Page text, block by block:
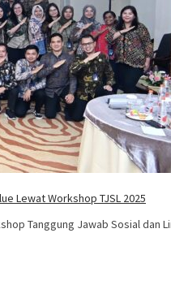
Lewat Workshop TJSL 2025
Tanggung Jawab Sosial dan